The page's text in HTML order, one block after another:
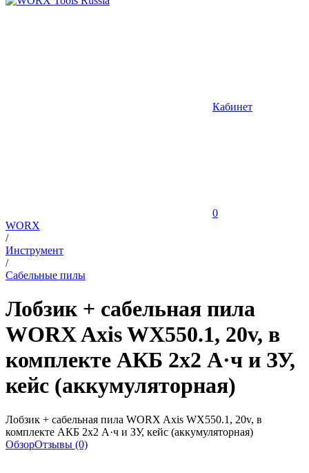
Кабинет
0
WORX
/
Инструмент
/
Сабельные пилы
Лобзик + сабельная пила
WORX Axis WX550.1, 20v, в
комплекте АКБ 2x2 А·ч и ЗУ,
кейс (аккумуляторная)
Лобзик + сабельная пила WORX Axis WX550.1, 20v, в
комплекте АКБ 2x2 А·ч и ЗУ, кейс (аккумуляторная)
ОбзорОтзывы (0)